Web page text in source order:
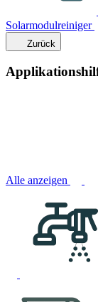
Solarmodulreiniger
Zurück
Alle anzeigen